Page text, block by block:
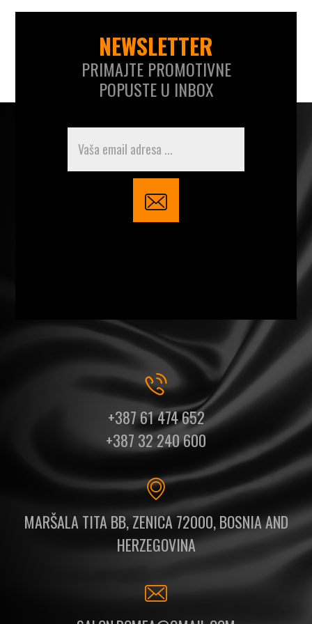
NEWSLETTER
PRIMAJTE PROMOTIVNE
POPUSTE U INBOX
+387 61 474 652
+387 32 240 600
MARŠALA TITA BB, ZENICA 72000, BOSNIA AND
HERZEGOVINA